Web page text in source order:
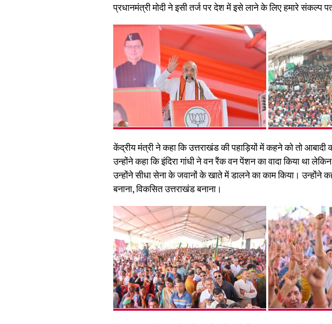
प्रधानमंत्री मोदी ने इसी तर्ज पर देश में इसे लाने के लिए हमारे संकल्प
केंद्रीय मंत्री ने कहा कि उत्तराखंड की पहाड़ियों में कहने को तो
उन्होंने कहा कि इंदिरा गांधी ने वन रैंक वन पेंशन का वादा किया था
उन्होंने सीधा सेना के जवानों के खाते में डालने का काम किया। उन्होंने
बनाना, विकसित उत्तराखंड बनाना।